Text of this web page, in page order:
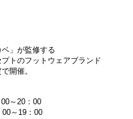
」が監修する
トのフットウェアブランド
開催。
20：00
：00